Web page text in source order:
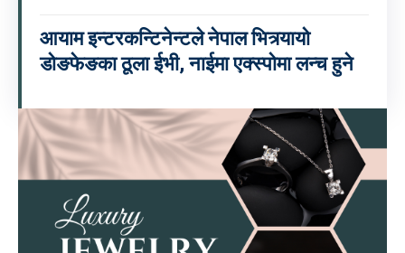
आयाम इन्टरकन्टिनेन्टले नेपाल भित्र्यायो
डोङफेङका ठूला ईभी, नाईमा एक्स्पोमा लन्च हुने